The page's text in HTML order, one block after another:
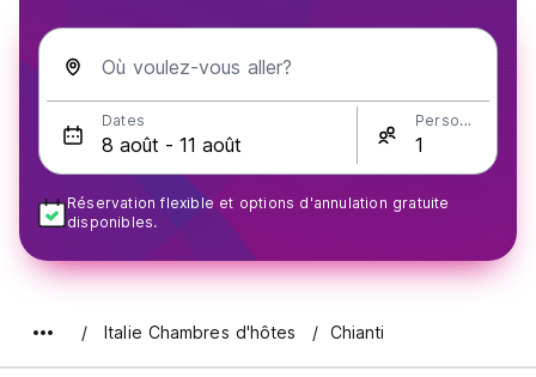
Où voulez-vous aller?
Dates Personnes
Réservation flexible et options d'annulation gratuite
disponibles.
Italie Chambres d'hôtes Chianti